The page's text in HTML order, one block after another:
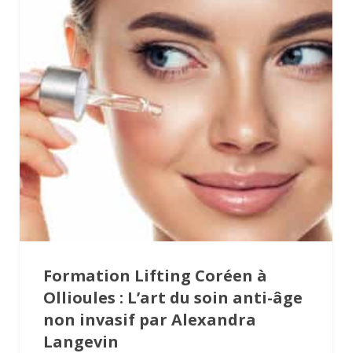
Formation Lifting Coréen à
Ollioules : L’art du soin anti-âge
non invasif par Alexandra
Langevin